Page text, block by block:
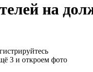
на
3 и откроем фото